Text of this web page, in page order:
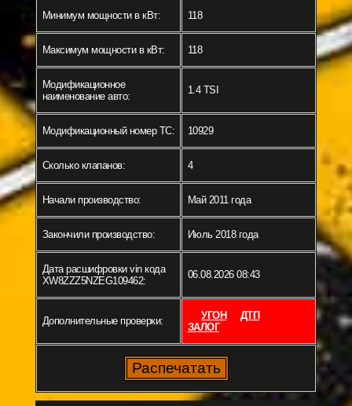
Минимум мощности в кВт: 118
Максимум мощности в кВт: 118
Модификационное
наименование авто:
1.4 TSI
Модификационный номер ТС: 10929
Сколько клапанов: 4
Начали производство: Май 2011 года
Закончили производство: Июль 2018 года
Дата расшифровки vin кода
XW8ZZZ5NZEG109462:
06.08.2026 08:43
Дополнительные проверки: УГОН
ДТП
ЗАЛОГ